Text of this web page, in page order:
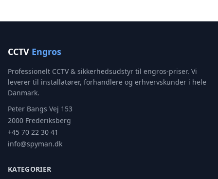
CCTV Engros
Professionelt CCTV & sikkerhedsudstyr til engros-priser. Vi
leverer til installatører, forhandlere og erhvervskunder i hele
Danmark.
Peter Bangs Vej 153
2000 Frederiksberg
+45 70 22 30 41
info@spyman.dk
KATEGORIER